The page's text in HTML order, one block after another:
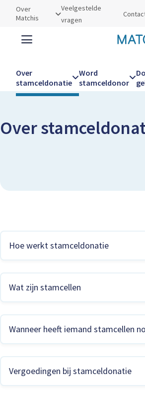
Utilities
Over
Matchis
Veelgestelde
vragen
Hoofdnavigatie
Over
stamceldonatie
Word
stamceldonor
Kruimelpad
Home Over stamceldonatie
Over
Hoe werkt stamceldonatie
Wat zijn stamcellen
Wanneer heeft iemand stamcellen
Vergoedingen bij stamceldonatie